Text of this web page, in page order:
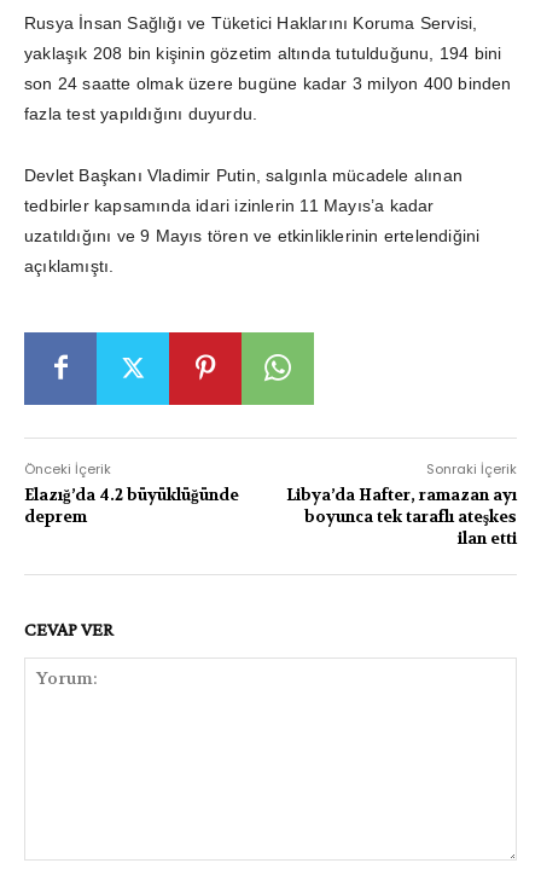
Rusya İnsan Sağlığı ve Tüketici Haklarını Koruma Servisi,
yaklaşık 208 bin kişinin gözetim altında tutulduğunu, 194 bini
son 24 saatte olmak üzere bugüne kadar 3 milyon 400 binden
fazla test yapıldığını duyurdu.
Devlet Başkanı Vladimir Putin, salgınla mücadele alınan
tedbirler kapsamında idari izinlerin 11 Mayıs’a kadar
uzatıldığını ve 9 Mayıs tören ve etkinliklerinin ertelendiğini
açıklamıştı.
Önceki İçerik
Elazığ’da 4.2 büyüklüğünde
deprem
Sonraki İçerik
Libya’da Hafter, ramazan ayı
boyunca tek taraflı ateşkes
ilan etti
CEVAP VER